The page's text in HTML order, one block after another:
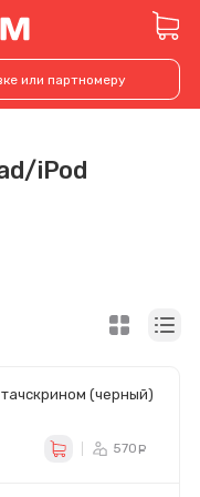
iPod
(черный)
570